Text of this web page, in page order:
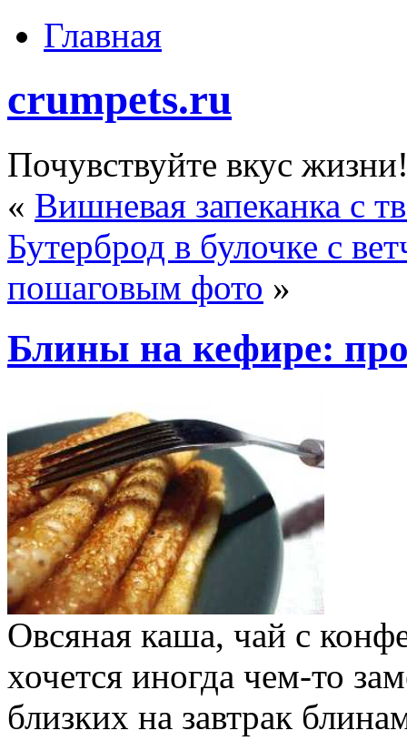
Главная
crumpets.ru
Почувствуйте вкус
« Вишневая запеканка с
Бутерброд в булочке с
пошаговым фото »
Блины на кефире:
Овсяная каша, чай с
хочется иногда чем-то
близких на завтрак